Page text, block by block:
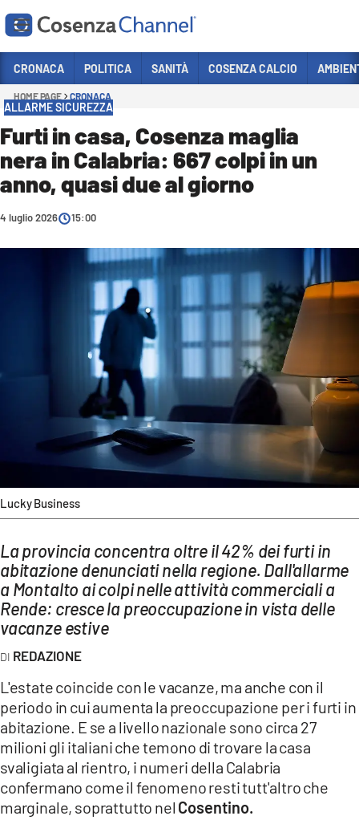
Sezioni
CRONACA
POLITICA
COSENZA CALCIO
ECONOMIA E LAVORO
LAC NETWORK
LAC ONAIR
Network
LACPLAY.IT
LACTV.IT
LACONAIR.IT
LACITYMAG.IT
ILREGGINO.IT
COSENZACHANNEL.IT
ILVIBONESE.IT
CATANZAROCHANNEL.IT
LACAPITALENEWS.IT
CRONACA POLITICA SANITÀ COSENZA CALCIO
HOME PAGE CRONACA
ALLARME SICUREZZA
Furti in casa, Cosenza maglia
nera in Calabria: 667 colpi in un
anno, quasi due al giorno
Lucky Business
4 luglio 2026 15:00
La provincia concentra oltre il 42% dei furti in
abitazione denunciati nella regione. Dall'allarme
a Montalto ai colpi nelle attività commerciali a
Rende: cresce la preoccupazione in vista delle
vacanze estive
REDAZIONE
L'estate coincide con le vacanze, ma anche con il
periodo in cui aumenta la preoccupazione per i furti in
abitazione. E se a livello nazionale sono circa 27
milioni gli italiani che temono di trovare la casa
svaligiata al rientro, i numeri della Calabria
confermano come il fenomeno resti tutt'altro che
marginale, soprattutto nel Cosentino.